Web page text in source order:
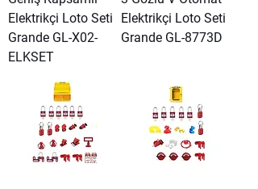
Elektrikçi Loto Seti
Grande GL-X02-
ELKSET
Elektrikçi Loto Seti
Grande GL-8773D